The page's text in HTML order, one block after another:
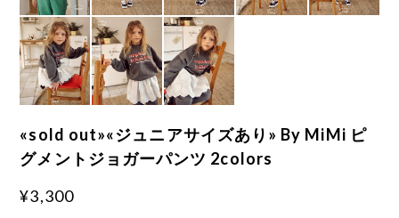
«sold out»«ジュニアサイズあり» By MiMi ピ
グメントジョガーパンツ 2colors
¥3,300